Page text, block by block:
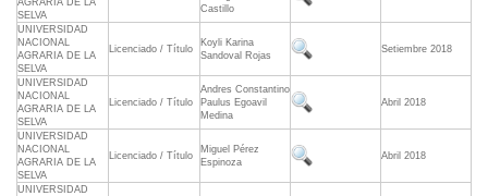
AGRARIA DE LA
SELVA
Castillo
UNIVERSIDAD
NACIONAL
AGRARIA DE LA
SELVA
Licenciado / Título
Koyli Karina
Sandoval Rojas
Setiembre 2018
UNIVERSIDAD
NACIONAL
AGRARIA DE LA
SELVA
Licenciado / Título
Andres Constantino
Paulus Egoavil
Medina
Abril 2018
UNIVERSIDAD
NACIONAL
AGRARIA DE LA
SELVA
Licenciado / Título
Miguel Pérez
Espinoza
Abril 2018
UNIVERSIDAD